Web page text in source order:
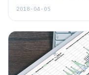
significa saber con
2018-04-05